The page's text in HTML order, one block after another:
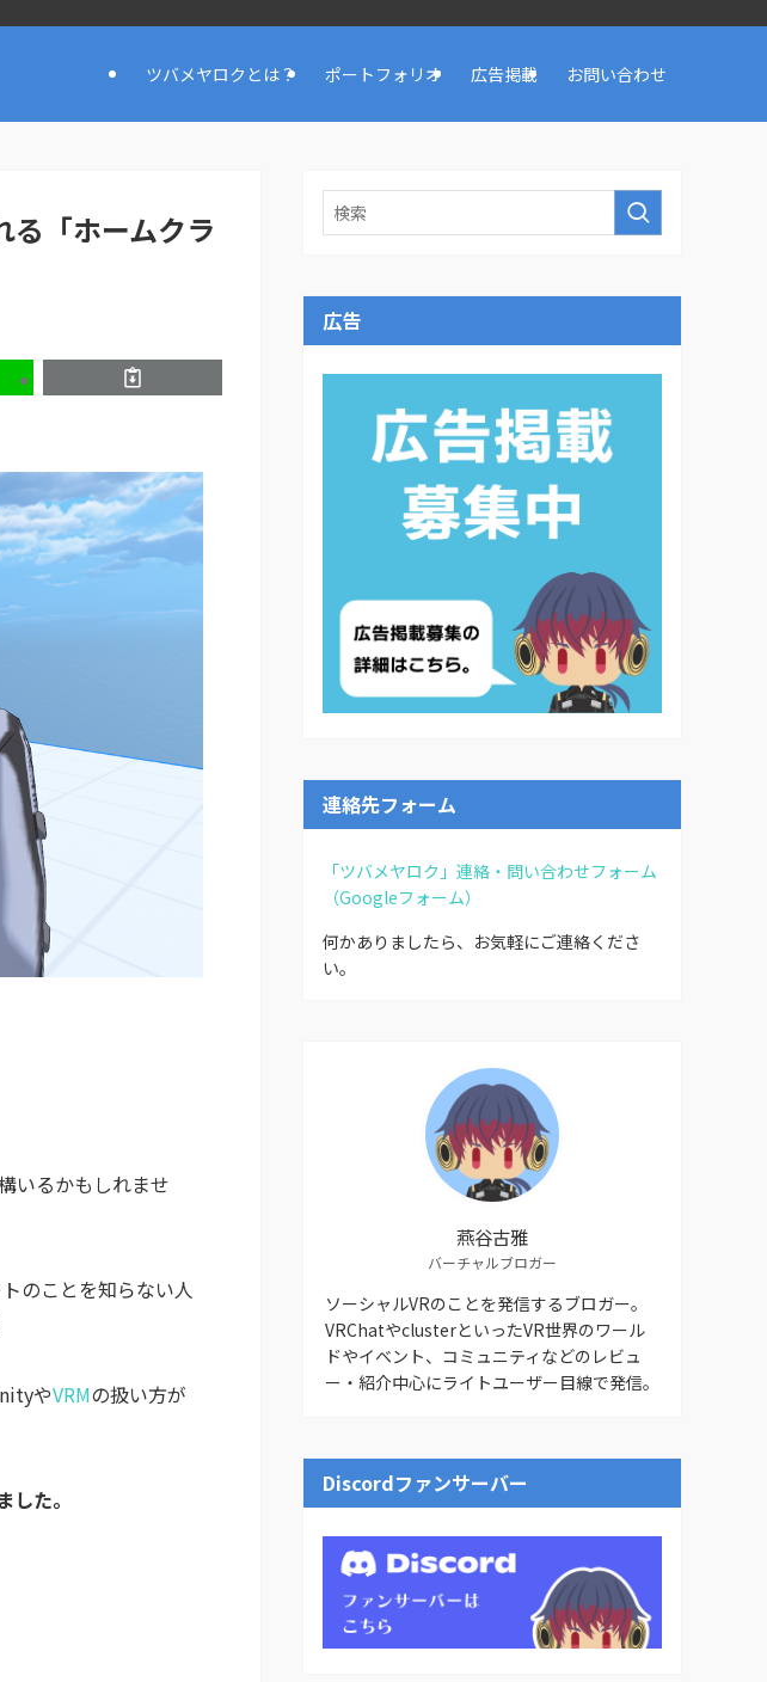
ツバメヤロクとは？ ポートフォリオ 広告掲載 お問い合わせ
る「ホームクラ
いるかもしれませ
のことを知らない人
やVRMの扱い方が
た。
広告
連絡先フォーム
「ツバメヤロク」連絡・問い合わせフォーム
（Googleフォーム）
何かありましたら、お気軽にご連絡くださ
い。
燕谷古雅
バーチャルブロガー
ソーシャルVRのことを発信するブロガー。
VRChatやclusterといったVR世界のワール
ドやイベント、コミュニティなどのレビュ
ー・紹介中心にライトユーザー目線で発信。
Discordファンサーバー